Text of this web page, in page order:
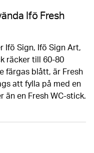
Ifö Fresh
Ifö Sign, Ifö Sign Art,
räcker till 60-80
färgas blått, är Fresh
att fylla på med en
än en Fresh WC-stick.